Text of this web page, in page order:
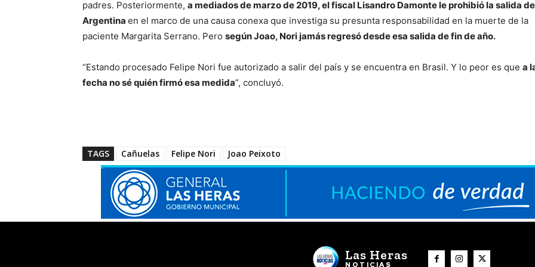
padres. Posteriormente, a mediados de marzo de 2019, el fiscal Lisandro Damonte le prohibió la salida de
Argentina en el marco de una causa conexa que investiga su presunta responsabilidad en la muerte de la
paciente Margarita Serrano. Pero según Joao, Nori jamás regresó desde esa salida de fin de año.
“Estando procesado Felipe Nori fue autorizado a salir del país y se encuentra en Brasil. Y lo peor es que a
fecha no sé quién firmó esa medida”, concluyó.
TAGS Cañuelas Felipe Nori Joao Peixoto
Las Heras
NOTICIAS